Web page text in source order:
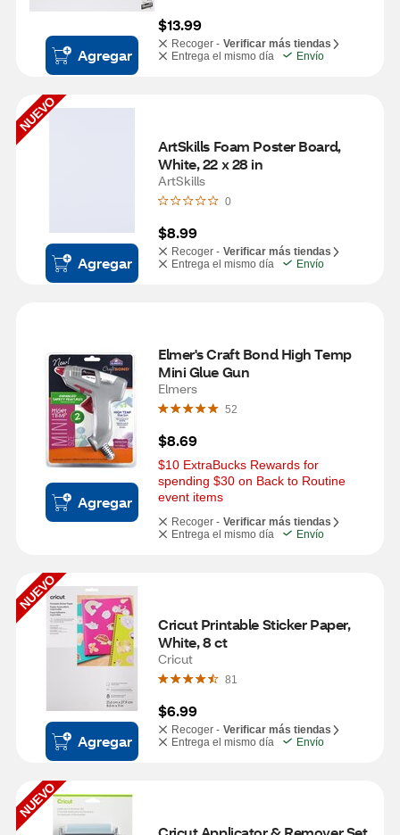
Agregar
$13.99
Recoger - Verificar más tiendas
Entrega el mismo día
Envío
NUEVO
Agregar
ArtSkills Foam Poster Board,
White, 22 x 28 in
ArtSkills
0
$8.99
Recoger - Verificar más tiendas
Entrega el mismo día
Envío
Agregar
Elmer's Craft Bond High Temp
Mini Glue Gun
Elmers
52
$8.69
$10 ExtraBucks Rewards for
spending $30 on Back to Routine
event items
Recoger - Verificar más tiendas
Entrega el mismo día
Envío
NUEVO
Agregar
Cricut Printable Sticker Paper,
White, 8 ct
Cricut
81
$6.99
Recoger - Verificar más tiendas
Entrega el mismo día
Envío
NUEVO